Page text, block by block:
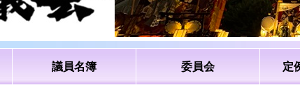
議員名簿 委員会 定